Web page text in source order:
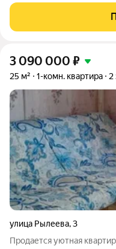
первом этaже
спортивная площадка и
3 090 000 ₽
25 м² 1-комн. квартира 2
улица Рылеева,3
Продается уютная